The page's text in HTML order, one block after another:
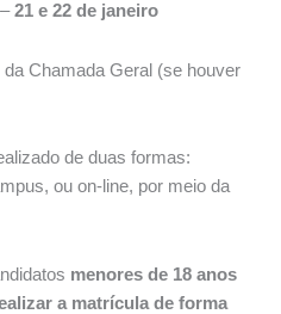
21 e 22 de janeiro
Chamada Geral (se houver
de duas formas:
ou on-line, por meio da
menores de 18 anos
a matrícula de forma